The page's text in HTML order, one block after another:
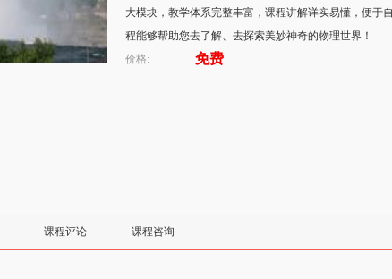
大模块，教学体系完整丰富，课程讲解详实易懂，便于
程能够帮助您去了解、去探索美妙神奇的物理世界！
价格:
免费
课程评论 课程咨询